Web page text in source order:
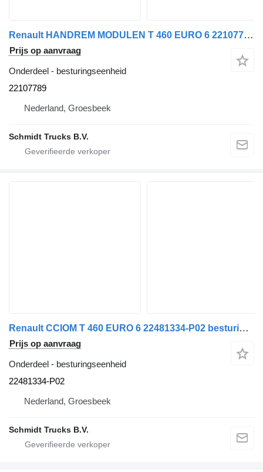
Renault HANDREM MODULEN T 460 EURO 6 22107789 besturingseenheid voor vrachtwagen
Prijs op aanvraag
Onderdeel - besturingseenheid
22107789
Nederland, Groesbeek
Schmidt Trucks B.V.
Renault CCIOM T 460 EURO 6 22481334-P02 besturingseenheid voor vrachtwagen
Prijs op aanvraag
Onderdeel - besturingseenheid
22481334-P02
Nederland, Groesbeek
Schmidt Trucks B.V.